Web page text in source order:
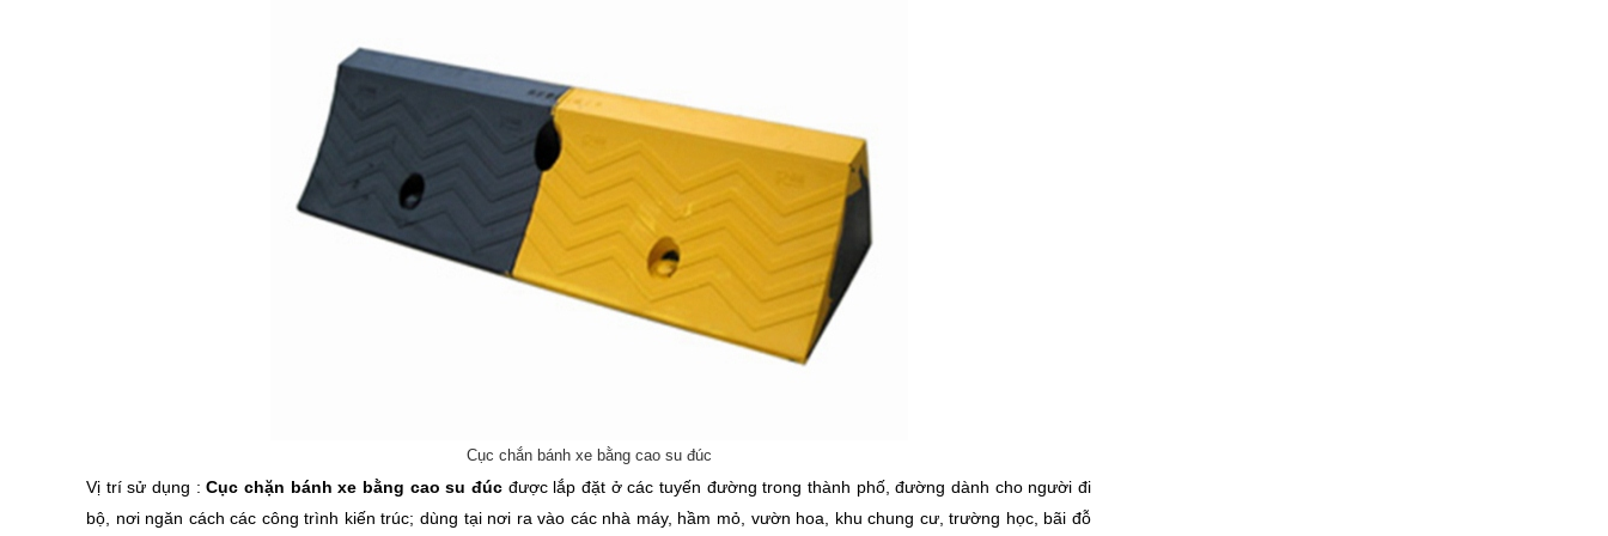
Cục chắn bánh xe bằng cao su đúc
Vị trí sử dụng :Cục chặn bánh xe bằng cao su đúc được lắp đặt ở các tuyến đường trong thành phố, đường dành cho người đi
bộ, nơi ngăn cách các công trình kiến trúc; dùng tại nơi ra vào các nhà máy, hầm mỏ, vườn hoa, khu chung cư, trường học, bãi đỗ